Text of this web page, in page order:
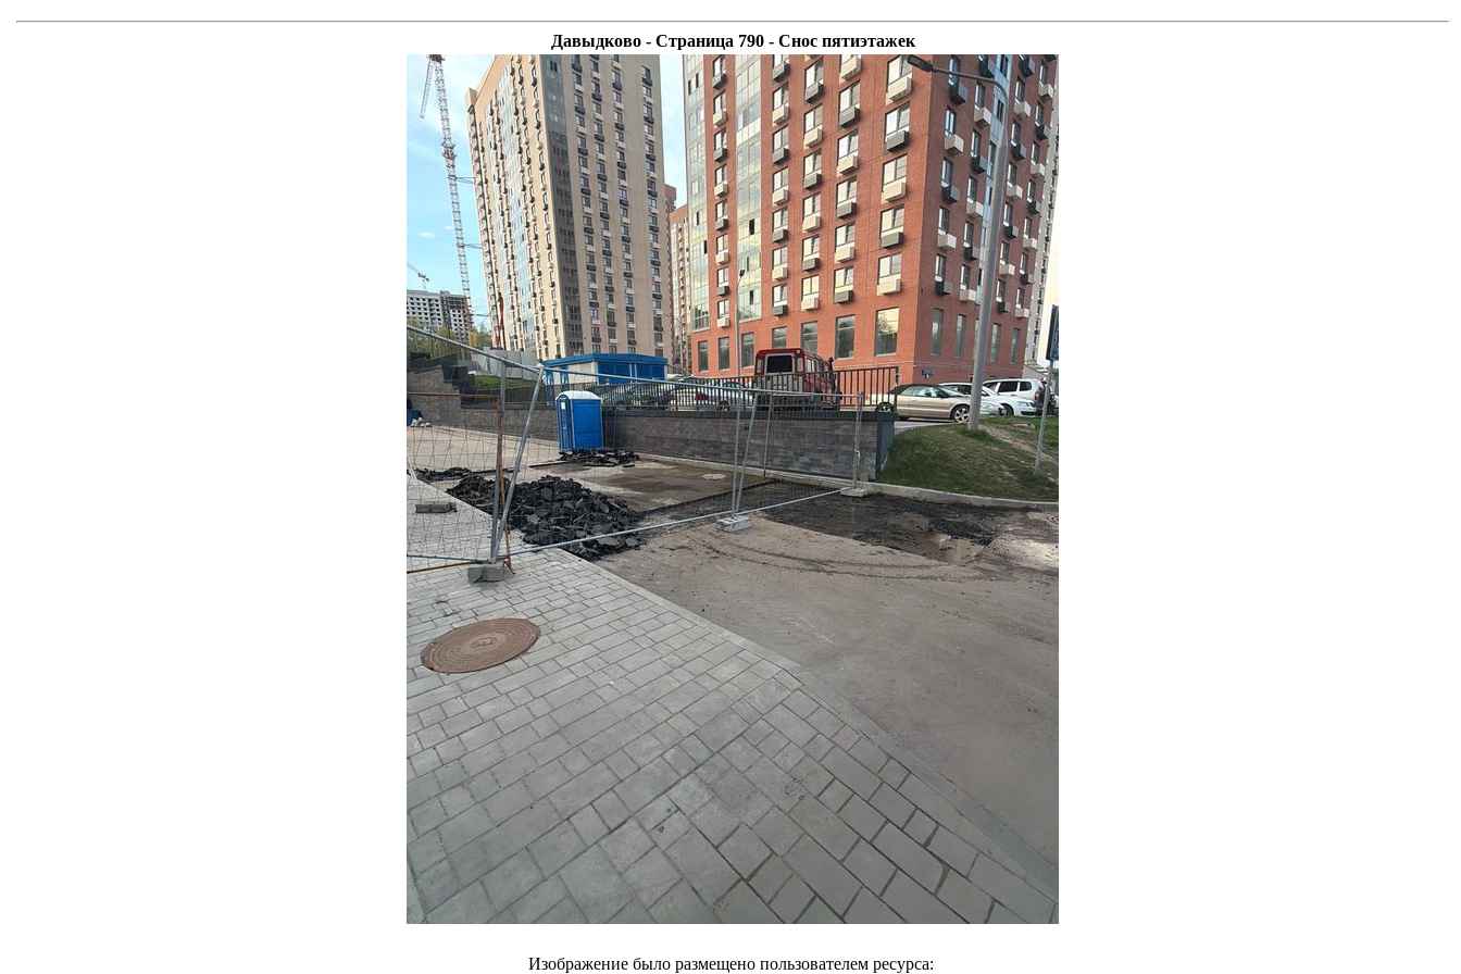
Давыдково - Страница 790 - Снос пятиэтажек
Изображение было размещено пользователем ресурса: